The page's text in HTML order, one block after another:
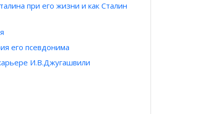
при его жизни и как Сталин
его псевдонима
И.В.Джугашвили